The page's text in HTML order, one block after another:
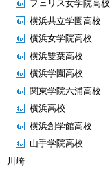
フェリス女学院高校
横浜共立学園高校
横浜女学院高校
横浜雙葉高校
横浜学園高校
関東学院六浦高校
横浜高校
横浜創学館高校
山手学院高校
川崎